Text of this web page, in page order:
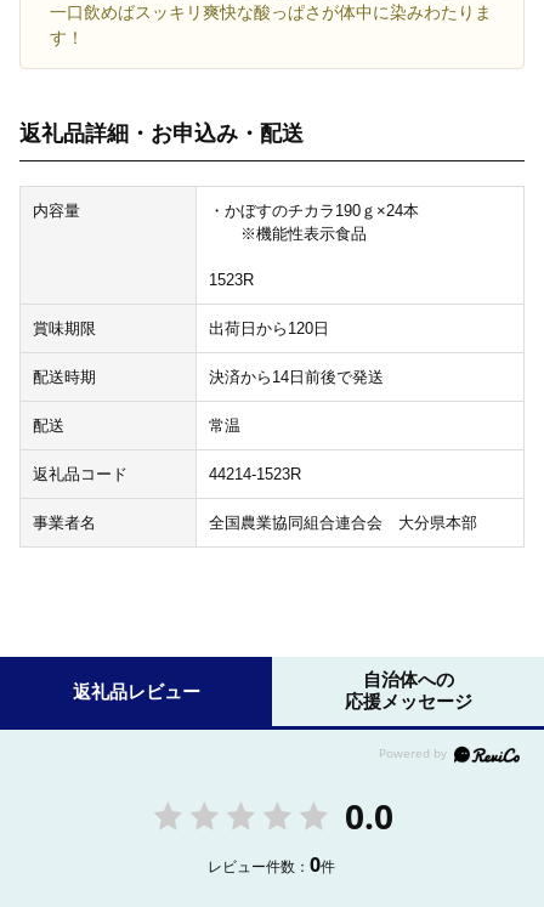
一口飲めばスッキリ爽快な酸っぱさが体中に染みわたりま
す！
返礼品詳細・お申込み・配送
内容量
・かぼすのチカラ190ｇ×24本
※機能性表示食品
1523R
賞味期限 出荷日から120日
配送時期 決済から14日前後で発送
配送 常温
返礼品コード 44214-1523R
事業者名 全国農業協同組合連合会 大分県本部
返礼品レビュー
自治体への
応援メッセージ
0.0
レビュー件数：0件